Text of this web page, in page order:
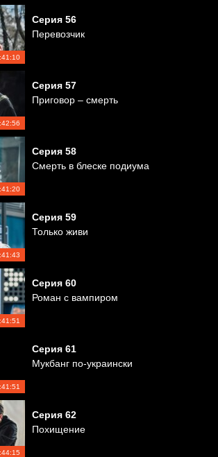
Серия 56
Перевозчик
Серия 57
Приговор – смерть
Серия 58
Смерть в блеске подиума
Серия 59
Только живи
Серия 60
Роман с вампиром
Серия 61
Мукбанг по-украински
Серия 62
Похищение